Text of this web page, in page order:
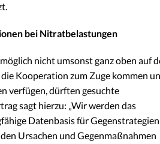
bei Nitratbelastungen
nicht umsonst ganz oben auf
Kooperation zum Zuge kommen
verfügen, dürften gesuchte
sagt hierzu: „Wir werden das
Datenbasis für Gegenstrategien
Ursachen und Gegenmaßnahmen